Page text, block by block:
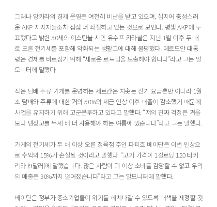
그러나 앙카라의 경제 운영은 여전히 비난을 받고 있으며, 심지어 충성스러
운 AKP 지지자들조차 점점 더 좌절하고 있는 것으로 보인다. 평생 AKP에 투
표했다고 밝힌 30세의 이스탄불 시민 유수프 카라콜은 지난 1월 이후 두 배
로 오른 전기세를 포함해 악화되는 생활고에 대해 불평했다. 에르도안 대통
령은 경제를 바로잡기 위해 “새로운 로드맵을 도출해야 합니다”라고 그는 알
모니터에 말했다.
작은 담배 주류 가게를 운영하는 세르칸은 치솟는 전기 요금뿐만 아니라 1월
초 담배와 주류에 대한 거의 50%의 세금 인상 이후 매출이 감소했기 때문에
사업을 유지하기 위해 고군분투하고 있다고 말했다. “저의 진짜 걱정은 겨울
보다 냉장고를 두세 배 더 사용해야 하는 여름에 있습니다”라고 그는 말했다.
가게의 전기세가 두 배 이상 오른 정육점 주인 파티흐 베이단은 이번 인상으
로 수익의 15%가 손실될 것이라고 말했다. “고기 가격이 1킬로당 120 터키
리라 (9달러)에 달했습니다. 많은 사람이 더 이상 소비를 감당할 수 없고 우리
의 매출은 30%까지 떨어졌습니다”라고 그는 알모니터에 말했다.
베이단은 정부가 중소기업들이 위기를 헤쳐나갈 수 있도록 대책을 제정할 것